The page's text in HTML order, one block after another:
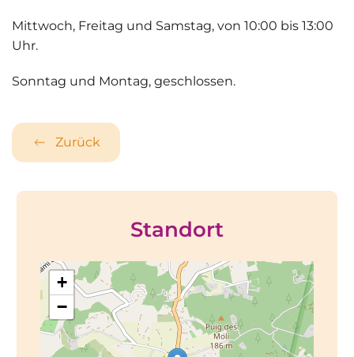
Mittwoch, Freitag und Samstag, von 10:00 bis 13:00
Uhr.
Sonntag und Montag, geschlossen.
Zurück
Standort
+
−